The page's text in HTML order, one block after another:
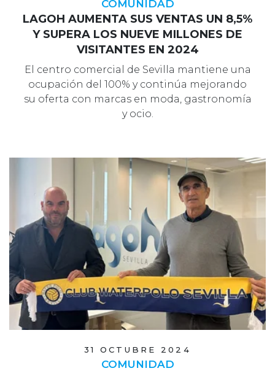
COMUNIDAD
LAGOH AUMENTA SUS VENTAS UN 8,5%
Y SUPERA LOS NUEVE MILLONES DE
VISITANTES EN 2024
El centro comercial de Sevilla mantiene una
ocupación del 100% y continúa mejorando
su oferta con marcas en moda, gastronomía
y ocio.
31 OCTUBRE 2024
COMUNIDAD